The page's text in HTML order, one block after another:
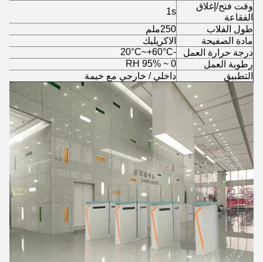
وقت فتح/إغلاق
الفقاعة
1s
طول الفلاب
250ملم
مادة الصفيحة
الاكريليك
درجة حرارة العمل
-20°C~+60°C
رطوبة العمل
0 ~ 95% RH
التطبيق
داخلي / خارجي مع خيمة